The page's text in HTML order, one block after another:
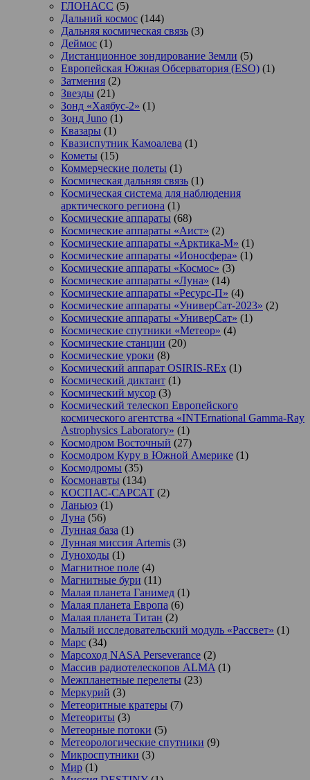
ГЛОНАСС (5)
Дальний космос (144)
Дальняя космическая связь (3)
Деймос (1)
Дистанционное зондирование Земли (5)
Европейская Южная Обсерватория (ESO) (1)
Затмения (2)
Звезды (21)
Зонд «Хаябус-2» (1)
Зонд Juno (1)
Квазары (1)
Квазиспутник Камоалева (1)
Кометы (15)
Коммерческие полеты (1)
Космическая дальняя связь (1)
Космическая система для наблюдения
арктического региона (1)
Космические аппараты (68)
Космические аппараты «Аист» (2)
Космические аппараты «Арктика-М» (1)
Космические аппараты «Ионосфера» (1)
Космические аппараты «Космос» (3)
Космические аппараты «Луна» (14)
Космические аппараты «Ресурс-П» (4)
Космические аппараты «УниверСат-2023» (2)
Космические аппараты «УниверСат» (1)
Космические спутники «Метеор» (4)
Космические станции (20)
Космические уроки (8)
Космический аппарат OSIRIS-REx (1)
Космический диктант (1)
Космический мусор (3)
Космический телескоп Европейского
космического агентства «INTErnational Gamma-Ray
Astrophysics Laboratory» (1)
Космодром Восточный (27)
Космодром Куру в Южной Америке (1)
Космодромы (35)
Космонавты (134)
КОСПАС-САРСАТ (2)
Ланьюэ (1)
Луна (56)
Лунная база (1)
Лунная миссия Artemis (3)
Луноходы (1)
Магнитное поле (4)
Магнитные бури (11)
Малая планета Ганимед (1)
Малая планета Европа (6)
Малая планета Титан (2)
Малый исследовательский модуль «Рассвет» (1)
Марс (34)
Марсоход NASA Perseverance (2)
Массив радиотелескопов ALMA (1)
Межпланетные перелеты (23)
Меркурий (3)
Метеоритные кратеры (7)
Метеориты (3)
Метеорные потоки (5)
Метеорологические спутники (9)
Микроспутники (3)
Мир (1)